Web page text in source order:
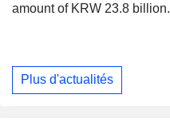
amount of KRW 23.8 billion.
Plus d'actualités